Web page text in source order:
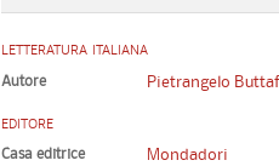
LETTERATURA ITALIANA
Autore Pietrangelo
EDITORE
Casa editrice Mondadori